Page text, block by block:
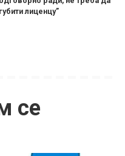
лиценцу”
се